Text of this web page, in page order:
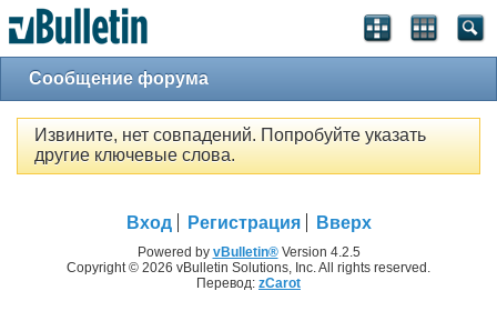
Сообщение форума
Извините, нет совпадений. Попробуйте указать
другие ключевые слова.
Вход Регистрация Вверх
Powered by vBulletin®Version 4.2.5
Copyright © 2026 vBulletin Solutions, Inc. All rights reserved.
Перевод: zCarot